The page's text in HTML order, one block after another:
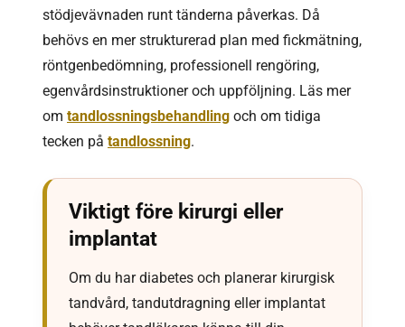
stödjevävnaden runt tänderna påverkas. Då
behövs en mer strukturerad plan med fickmätning,
röntgenbedömning, professionell rengöring,
egenvårdsinstruktioner och uppföljning. Läs mer
om tandlossningsbehandling och om tidiga
tecken på tandlossning.
Viktigt före kirurgi eller
implantat
Om du har diabetes och planerar kirurgisk
tandvård, tandutdragning eller implantat